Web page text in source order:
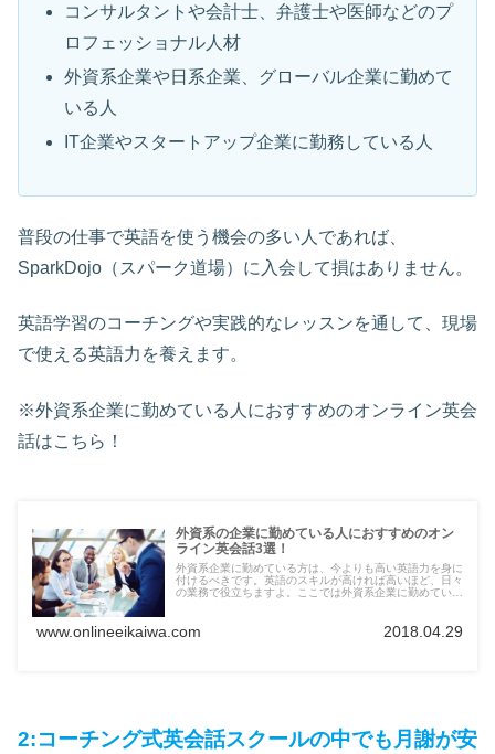
コンサルタントや会計士、弁護士や医師などのプ
ロフェッショナル人材
外資系企業や日系企業、グローバル企業に勤めて
いる人
IT企業やスタートアップ企業に勤務している人
普段の仕事で英語を使う機会の多い人であれば、
SparkDojo（スパーク道場）に入会して損はありません。
英語学習のコーチングや実践的なレッスンを通して、現場
で使える英語力を養えます。
※外資系企業に勤めている人におすすめのオンライン英会
話はこちら！
外資系の企業に勤めている人におすすめのオン
ライン英会話3選！
外資系企業に勤めている方は、今よりも高い英語力を身に
付けるべきです。英語のスキルが高ければ高いほど、日々
の業務で役立ちますよ。ここでは外資系企業に勤めている
www.onlineeikaiwa.com 2018.04.29
2:コーチング式英会話スクールの中でも月謝が安